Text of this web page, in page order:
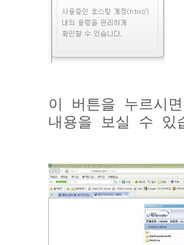
이 버튼을 누르시
내용을 보실 수 있